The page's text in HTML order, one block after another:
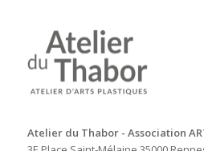
Atelier du Thabor - Association